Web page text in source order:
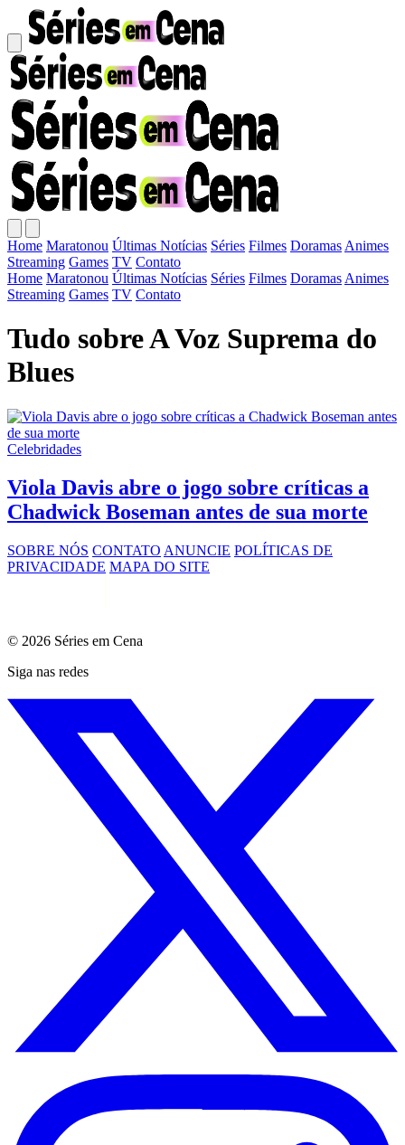
Home Maratonou Últimas Notícias Séries Filmes Doramas Animes
Streaming Games TV Contato
Home Maratonou Últimas Notícias Séries Filmes Doramas Animes
Streaming Games TV Contato
Tudo sobre A Voz Suprema do
Blues
Celebridades
Viola Davis abre o jogo sobre críticas a
Chadwick Boseman antes de sua morte
SOBRE NÓS CONTATO ANUNCIE POLÍTICAS DE
PRIVACIDADE MAPA DO SITE
© 2026 Séries em Cena
Siga nas redes